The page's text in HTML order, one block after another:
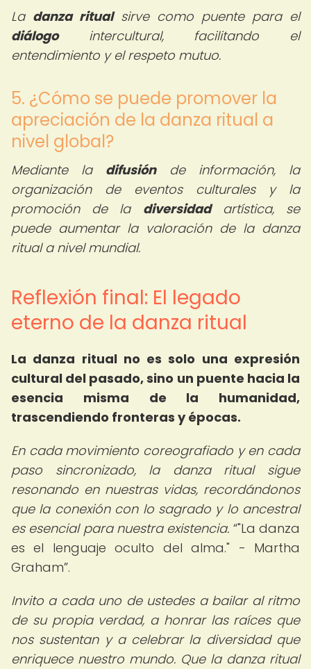
La danza ritualsirve como puente para el
diálogointercultural, facilitando el
entendimiento y el respeto mutuo.
5. ¿Cómo se puede promover la
apreciación de la danza ritual a
nivel global?
Mediante la difusiónde información, la
organización de eventos culturales y la
promoción de la diversidadartística, se
puede aumentar la valoración de la danza
ritual a nivel mundial.
Reflexión final: El legado
eterno de la danza ritual
La danza ritual no es solo una expresión
cultural del pasado, sino un puente hacia la
esencia misma de la humanidad,
trascendiendo fronteras y épocas.
En cada movimiento coreografiado y en cada
paso sincronizado, la danza ritual sigue
resonando en nuestras vidas, recordándonos
que la conexión con lo sagrado y lo ancestral
es esencial para nuestra existencia. "La danza
es el lenguaje oculto del alma." - Martha
Graham .
Invito a cada uno de ustedes a bailar al ritmo
de su propia verdad, a honrar las raíces que
nos sustentan y a celebrar la diversidad que
enriquece nuestro mundo. Que la danza ritual